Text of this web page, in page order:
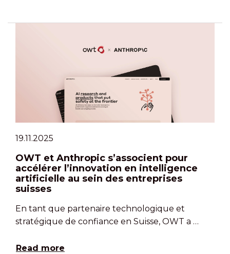
19.11.2025
OWT et Anthropic s’associent pour
accélérer l’innovation en intelligence
artificielle au sein des entreprises
suisses
En tant que partenaire technologique et
stratégique de confiance en Suisse, OWT a …
Read more